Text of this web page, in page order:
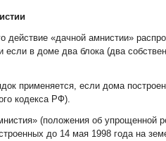
действие «дачной амнистии»
если в доме два блока (два
применяется, если дома
кодекса РФ).
(положения об упрощенной
до 14 мая 1998 года на